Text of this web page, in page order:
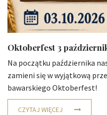
Oktoberfest 3
Na początku października
zamieni się w wyjątkową
bawarskiego Oktoberfest!
CZYTAJ WIĘCEJ